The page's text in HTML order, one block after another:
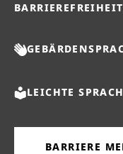
BARRIEREFREIHEIT
LEICHTE
BARRIERE